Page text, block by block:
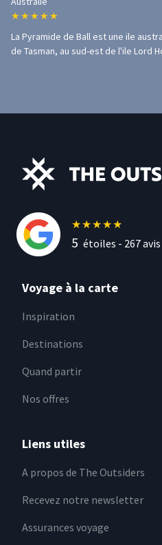
★ ★ ★ ★ ★
La Pyramide de Ball est une ile
de Tasman, au sud-est de l'ile Lord
★★★★★
5 étoiles - 267avis
Voyage à la carte
Inspiration
Destinations
Quand partir
Nos offres
Liens utiles
A propos de The Outsiders
Recevez notre newsletter
Assurances voyage